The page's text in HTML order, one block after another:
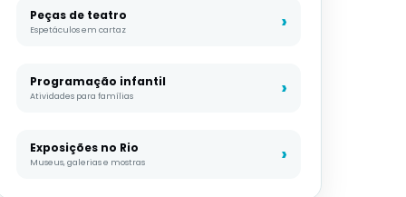
Peças de teatro
Espetáculos em cartaz
Programação infantil
Atividades para famílias
Exposições no Rio
Museus, galerias e mostras